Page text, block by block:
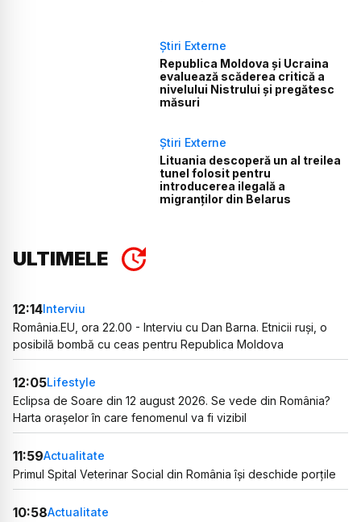
Știri Externe
Republica Moldova și Ucraina
evaluează scăderea critică a
nivelului Nistrului și pregătesc
măsuri
Știri Externe
Lituania descoperă un al treilea
tunel folosit pentru
introducerea ilegală a
migranților din Belarus
ULTIMELE
12:14Interviu
România.EU, ora 22.00 - Interviu cu Dan Barna. Etnicii ruși, o
posibilă bombă cu ceas pentru Republica Moldova
12:05Lifestyle
Eclipsa de Soare din 12 august 2026. Se vede din România?
Harta orașelor în care fenomenul va fi vizibil
11:59Actualitate
Primul Spital Veterinar Social din România își deschide porțile
10:58Actualitate